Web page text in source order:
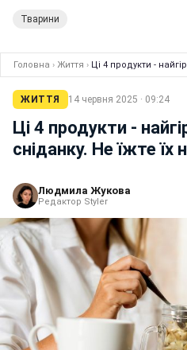
Тварини
Головна › Життя › Ці 4 продукти -
ЖИТТЯ 14 червня 2025 · 09:24
Ці 4 продукти -
сніданку. Не їжте
Людмила Жукова
Редактор Styler